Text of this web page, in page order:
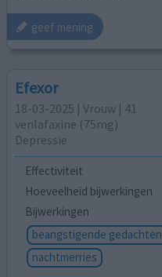
geef mening
Efexor
18-03-2025 | Vrouw | 41
venlafaxine (75mg)
Depressie
Effectiviteit
Hoeveelheid bijwerkingen
Bijwerkingen
beangstigende gedachten
nachtmerries